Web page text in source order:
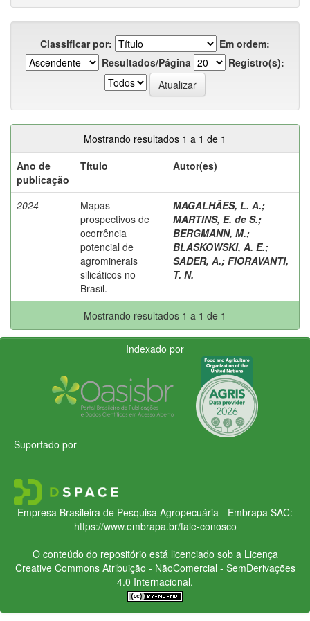
Classificar por:
Em ordem:
Resultados/Página
Registro(s):
Mostrando resultados 1 a 1 de 1
Ano de
publicação
Título Autor(es)
2024
Mapas
prospectivos de
ocorrência
potencial de
agrominerais
silicáticos no
Brasil.
MAGALHÃES, L. A.;
MARTINS, E. de S.;
BERGMANN, M.;
BLASKOWSKI, A. E.;
SADER, A.; FIORAVANTI,
T. N.
Mostrando resultados 1 a 1 de 1
Indexado por
Suportado por
Empresa Brasileira de Pesquisa Agropecuária - Embrapa SAC:
https://www.embrapa.br/fale-conosco
O conteúdo do repositório está licenciado sob a Licença
Creative CommonsAtribuição - NãoComercial - SemDerivações
4.0 Internacional.